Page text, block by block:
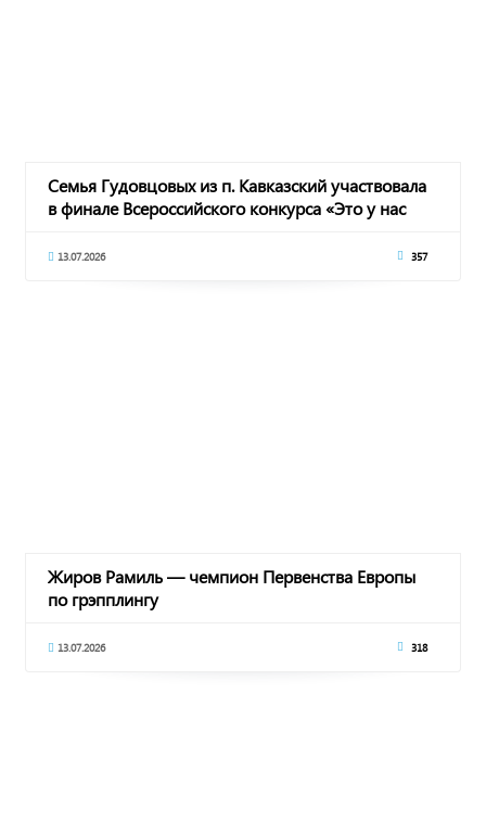
Семья Гудовцовых из п. Кавказский участвовала
в финале Всероссийского конкурса «Это у нас
13.07.2026 357
Жиров Рамиль — чемпион Первенства Европы
по грэпплингу
13.07.2026 318